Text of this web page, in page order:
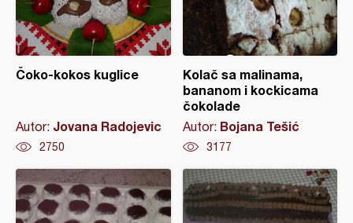
Čoko-kokos kuglice
Autor: Jovana Radojevic
2750
Kolač sa malinama,
bananom i kockicama
čokolade
Autor: Bojana Tešić
3177